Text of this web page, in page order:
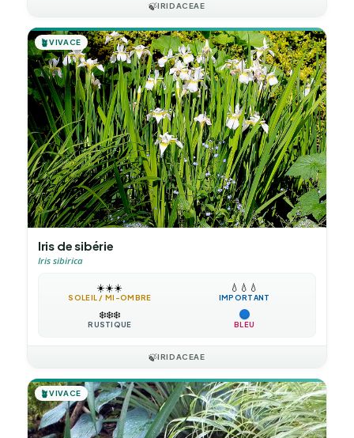
🍃IRIDACEAE
🪴VIVACE
Iris de sibérie
Iris sibirica
☀️☀️☀️
SOLEIL / MI-OMBRE
💧 💧 💧
IMPORTANT
❄️❄️❄️
RUSTIQUE BLEU
🍃IRIDACEAE
🪴VIVACE